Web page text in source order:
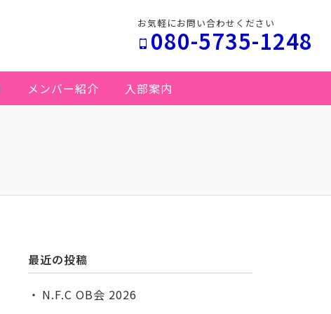
お気軽にお問い合わせください
080-5735-1248
メンバー紹介 入部案内
最近の投稿
N.F.C OB会 2026